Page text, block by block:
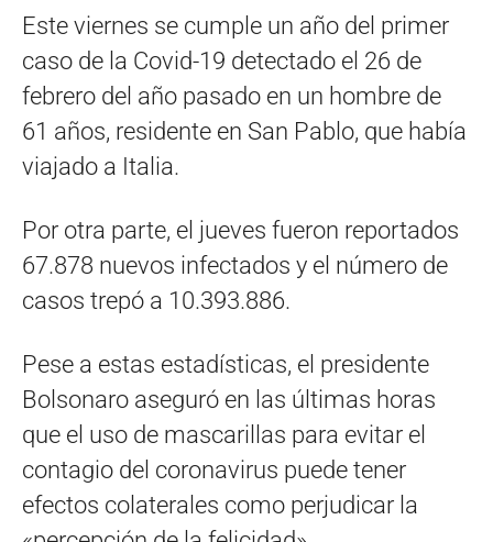
Este viernes se cumple un año del primer
caso de la Covid-19 detectado el 26 de
febrero del año pasado en un hombre de
61 años, residente en San Pablo, que había
viajado a Italia.
Por otra parte, el jueves fueron reportados
67.878 nuevos infectados y el número de
casos trepó a 10.393.886.
Pese a estas estadísticas, el presidente
Bolsonaro aseguró en las últimas horas
que el uso de mascarillas para evitar el
contagio del coronavirus puede tener
efectos colaterales como perjudicar la